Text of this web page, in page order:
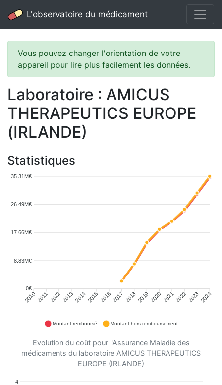
L'observatoire du médicament
Vous pouvez changer l'orientation de votre
appareil pour lire plus facilement les données.
Laboratoire : AMICUS
THERAPEUTICS EUROPE
(IRLANDE)
Statistiques
35.31M€
26.49M€
17.66M€
8.83M€
0€
201020112012201320142015 20162017 2018 20192020 202120222023 2024
Montant remboursé Montant hors remboursement
Evolution du coût pour l'Assurance Maladie des
médicaments du laboratoire AMICUS THERAPEUTICS
EUROPE (IRLANDE)
4